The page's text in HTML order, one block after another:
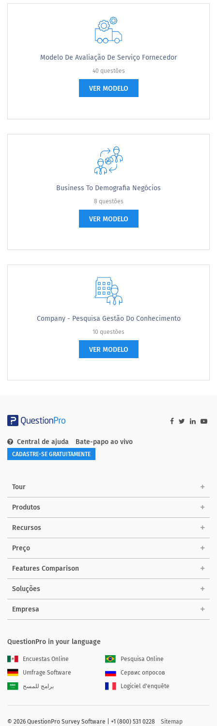
Modelo De Avaliação De Serviço Fornecedor
40 questões
VER MODELO
Business To Demografia Negócios
8 questões
VER MODELO
Company - Pesquisa Gestão Do Conhecimento
10 questões
VER MODELO
Central de ajuda Bate-papo ao vivo
CADASTRE-SE GRATUITAMENTE
Tour
Produtos
Recursos
Preço
Features Comparison
Soluções
Empresa
QuestionPro in your language
Encuestas Online
Pesquisa Online
Umfrage Software
Сервис опросов
برامج للمسح
Logiciel d'enquête
© 2026 QuestionPro Survey Software | +1 (800) 531 0228 Sitemap